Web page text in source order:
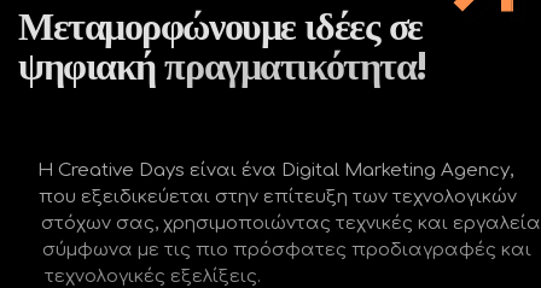
Μεταμορφώνουμειδέες σε
ψηφιακήπραγματικότητα!
Η Creative Days είναι ένα Digital Marketing Agency,
που εξειδικεύεται στην επίτευξη των τεχνολογικών
στόχων σας, χρησιμοποιώντας τεχνικές και εργαλεία
σύμφωνα με τις πιο πρόσφατες προδιαγραφές και
τεχνολογικές εξελίξεις.